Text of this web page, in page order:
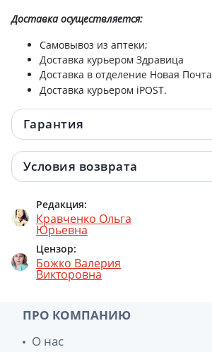
Доставкаосуществляется:
Самовывоз из аптеки;
Доставка курьером Здравица
Доставка в отделение Новая Почта
Доставка курьером iPOST.
Гарантия
Условия возврата
Редакция:
Кравченко Ольга
Юрьевна
Цензор:
Божко Валерия
Викторовна
ПРО КОМПАНИЮ
О нас